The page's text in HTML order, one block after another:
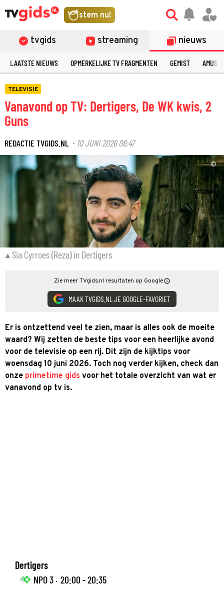
stem nu!
tvgids streaming nieuws
LAATSTE NIEUWS OPMERKELIJKE TV FRAGMENTEN GEMIST
TELEVISIE
Vanavond op TV: Dertigers, De WK kwis, 2
Guns
REDACTIE TVGIDS.NL· 10 JUNI 2026 06:47
©
Sia Cyrroes (Reza) in Dertigers
Zie meer TVgids.nl resultaten op Google
MAAK TVGIDS.NL JE GOOGLE-FAVORIET
Er is ontzettend veel te zien, maar is alles ook de moeite
waard? Wij zetten de beste tips voor een heerlijke avond
voor de televisie op een rij. Dit zijn de kijktips voor
woensdag 10 juni 2026. Toch nog verder kijken, check dan
onze primetime gids voor het totale overzicht van wat er
vanavond op tv is.
Dertigers
NPO 3 · 20:00 - 20:35